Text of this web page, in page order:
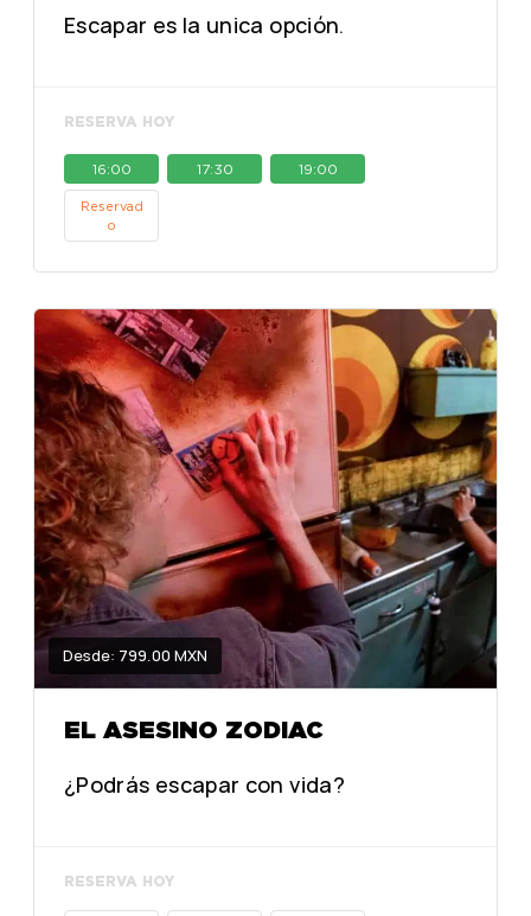
Escapar es la unica opción.
RESERVA HOY
16:00 17:30 19:00
Reservad
o
Desde: 799.00 MXN
EL ASESINO ZODIAC
¿Podrás escapar con vida?
RESERVA HOY